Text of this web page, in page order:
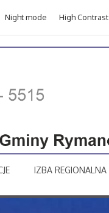
Night mode High Contrast
IZBA REGIONALNA